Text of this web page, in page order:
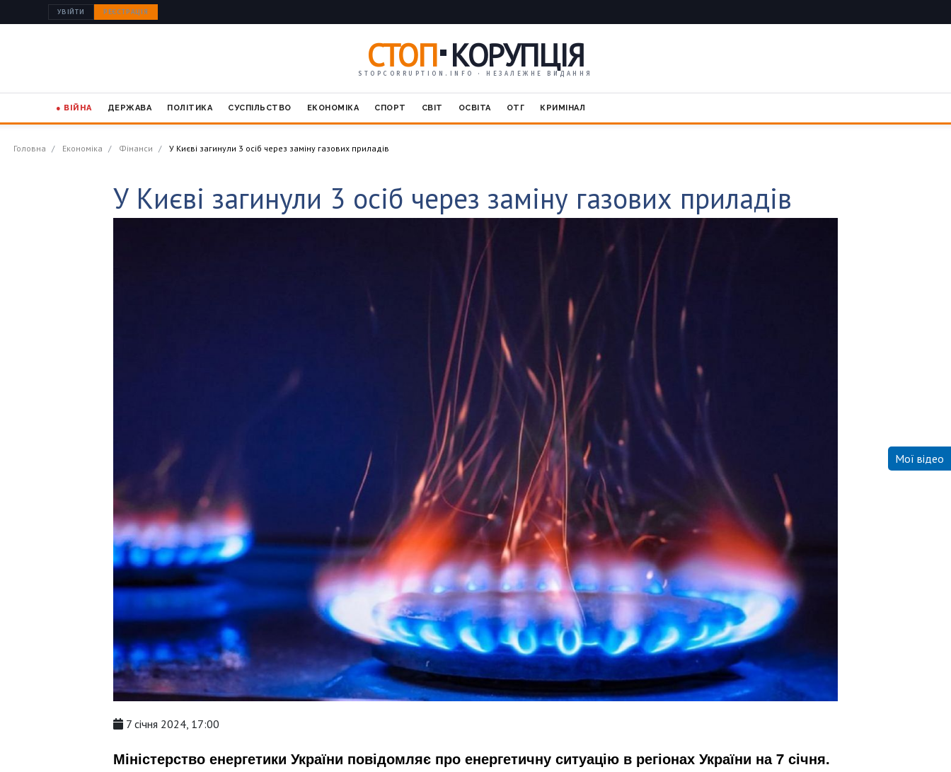
УВІЙТИ РЕЄСТРАЦІЯ
СТОП КОРУПЦІЯ
STOPCORRUPTION.INFO · НЕЗАЛЕЖНЕ ВИДАННЯ
● ВІЙНА ДЕРЖАВА ПОЛІТИКА СУСПІЛЬСТВО ЕКОНОМІКА СПОРТ СВІТ ОСВІТА ОТГ КРИМІНАЛ
Головна Економіка Фінанси У Києві загинули 3 осіб через заміну газових приладів
У Києві загинули 3 осіб через заміну газових приладів
7 січня 2024, 17:00
Міністерство енергетики України повідомляєпро енергетичну ситуацію в регіонах України на 7 січня.
Мої відео